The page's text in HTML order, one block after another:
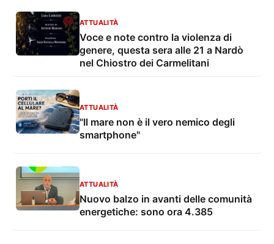
ATTUALITÀ
Voce e note contro la violenza di
genere, questa sera alle 21 a Nardò
nel Chiostro dei Carmelitani
ATTUALITÀ
"Il mare non è il vero nemico degli
smartphone"
ATTUALITÀ
Nuovo balzo in avanti delle comunità
energetiche: sono ora 4.385